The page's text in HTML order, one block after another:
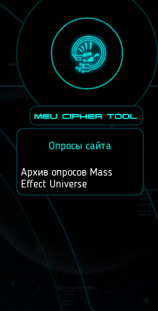
Опросы сайта
Архив опросов Mass
Effect Universe